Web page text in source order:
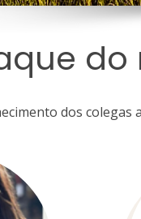
do
dos colegas